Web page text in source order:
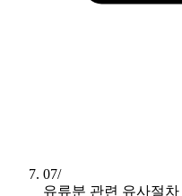
07/
유류분 관련 유사절차